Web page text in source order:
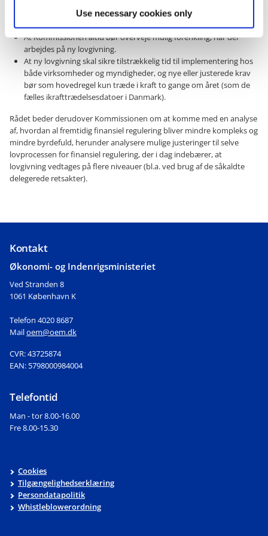
Use necessary cookies only
implementeringsretsakter, ligesom der skal være færre og klarere
guidelindes fra de europæiske tilsynsmyndigheder.
At Kommissionen altid bør overveje mulig forenkling, når der
arbejdes på ny lovgivning.
At ny lovgivning skal sikre tilstrækkelig tid til implementering hos
både virksomheder og myndigheder, og nye eller justerede krav
bør som hovedregel kun træde i kraft to gange om året (som de
fælles ikrafttrædelsesdatoer i Danmark).
Rådet beder derudover Kommissionen om at komme med en analyse
af, hvordan al fremtidig finansiel regulering bliver mindre kompleks og
mindre byrdefuld, herunder analysere mulige justeringer til selve
lovprocessen for finansiel regulering, der i dag indebærer, at
lovgivning vedtages på flere niveauer (bl.a. ved brug af de såkaldte
delegerede retsakter).
Kontakt
Økonomi- og Indenrigsministeriet
Ved Stranden 8
1061 København K
Telefon 4020 8687
Mailoem@oem.dk
CVR: 43725874
EAN: 5798000984004
Telefontid
Man - tor 8.00-16.00
Fre 8.00-15.30
Cookies
Tilgængelighedserklæring
Persondatapolitik
Whistleblowerordning